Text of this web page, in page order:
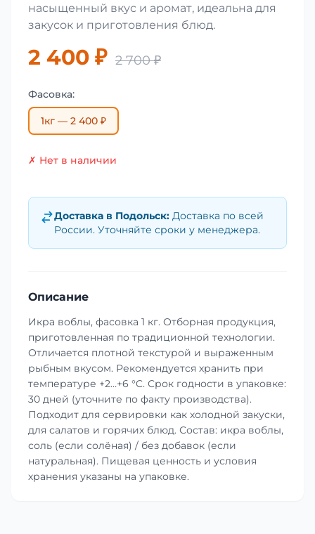
насыщенный вкус и аромат, идеальна для
закусок и приготовления блюд.
2 400 ₽ 2 700 ₽
Фасовка:
1кг — 2 400 ₽
✗ Нет в наличии
Доставка в Подольск: Доставка по всей
России. Уточняйте сроки у менеджера.
Описание
Икра воблы, фасовка 1 кг. Отборная продукция,
приготовленная по традиционной технологии.
Отличается плотной текстурой и выраженным
рыбным вкусом. Рекомендуется хранить при
температуре +2…+6 °C. Срок годности в упаковке:
30 дней (уточните по факту производства).
Подходит для сервировки как холодной закуски,
для салатов и горячих блюд. Состав: икра воблы,
соль (если солёная) / без добавок (если
натуральная). Пищевая ценность и условия
хранения указаны на упаковке.